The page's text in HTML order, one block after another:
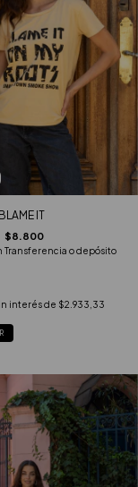
IT
$8.800
Transferencia o depósito
interés de $2.933,33